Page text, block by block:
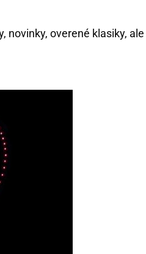
novinky, overené klasiky, ale